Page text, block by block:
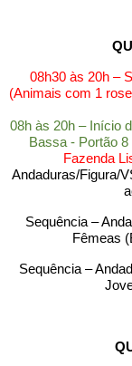
08h30 às 20h –
(Animais com 1
08h às 20h – Início
Bassa - Portão 8
Fazenda
Andaduras/Figura/
Sequência –
Fêmeas
Sequência –